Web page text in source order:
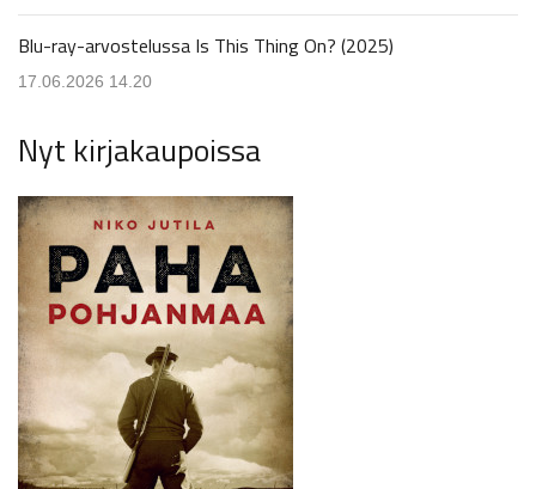
Blu-ray-arvostelussa Is This Thing On? (2025)
17.06.2026 14.20
Nyt kirjakaupoissa